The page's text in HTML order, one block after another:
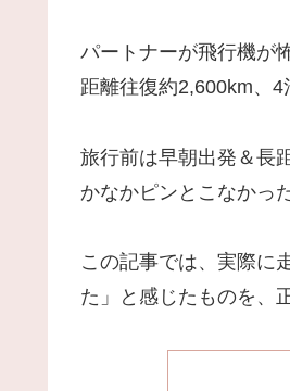
パートナーが飛行機が
距離往復約2,600km、4
旅行前は早朝出発＆長
かなかピンとこなかっ
この記事では、実際に
た」と感じたものを、